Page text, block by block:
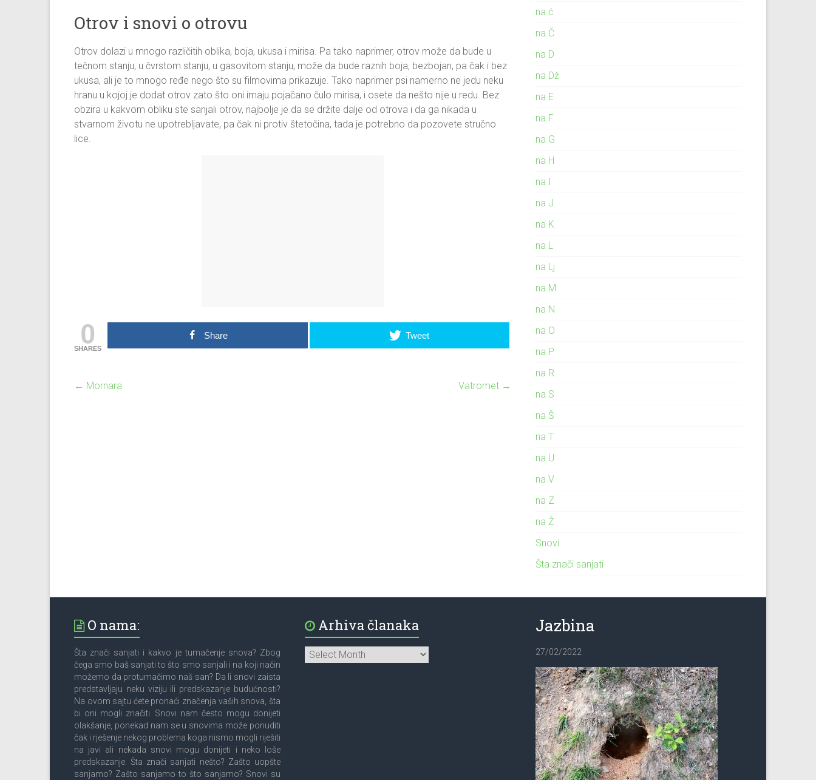
Otrov i snovi o otrovu
Otrov dolazi u mnogo različitih oblika, boja, ukusa i mirisa. Pa tako naprimer, otrov može da bude u
tečnom stanju, u čvrstom stanju, u gasovitom stanju, može da bude raznih boja, bezbojan, pa čak i bez
ukusa, ali je to mnogo ređe nego što su filmovima prikazuje. Tako naprimer psi namerno ne jedu neku
hranu u kojoj je dodat otrov zato što oni imaju pojačano čulo mirisa, i osete da nešto nije u redu. Bez
obzira u kakvom obliku ste sanjali otrov, najbolje je da se držite dalje od otrova i da ga nikada u
stvarnom životu ne upotrebljavate, pa čak ni protiv štetočina, tada je potrebno da pozovete stručno
lice.
0
SHARES
Share Tweet
← Mornara Vatromet →
na ć
na Č
na D
na Dž
na E
na F
na G
na H
na I
na J
na K
na L
na Lj
na M
na N
na O
na P
na R
na S
na Š
na T
na U
na V
na Z
na Ž
Snovi
Šta znači sanjati
O nama:
Šta znači sanjati i kakvo je tumačenje snova? Zbog
čega smo baš sanjati to što smo sanjali i na koji način
možemo da protumačimo naš san? Da li snovi zaista
predstavljaju neku viziju ili predskazanje budućnosti?
Na ovom sajtu ćete pronaći značenja vaših snova, šta
bi oni mogli značiti. Snovi nam često mogu donijeti
olakšanje, ponekad nam se u snovima može ponuditi
čak i rješenje nekog problema koga nismo mogli riješiti
na javi ali nekada snovi mogu donijeti i neko loše
predskazanje. Šta znači sanjati nešto? Zašto uopšte
sanjamo? Zašto sanjamo to što sanjamo? Snovi su
Arhiva članaka Jazbina
27/02/2022